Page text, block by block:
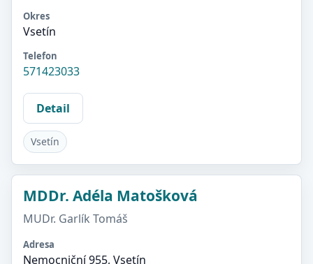
Okres
Vsetín
Telefon
571423033
Detail
Vsetín
MDDr. Adéla Matošková
MUDr. Garlík Tomáš
Adresa
Nemocniční 955, Vsetín